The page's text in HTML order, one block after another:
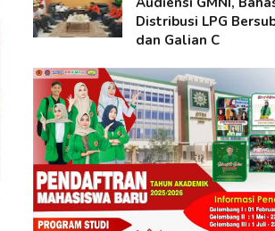
Distribusi LPG
dan Galian C